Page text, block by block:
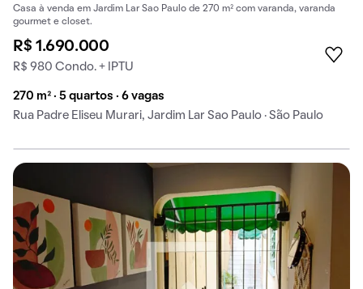
Casa à venda em Jardim Lar Sao Paulo de 270 m² com varanda, varanda
gourmet e closet.
R$ 1.690.000
R$ 980 Condo. + IPTU
270 m² · 5 quartos · 6 vagas
Rua Padre Eliseu Murari, Jardim Lar Sao Paulo · São Paulo